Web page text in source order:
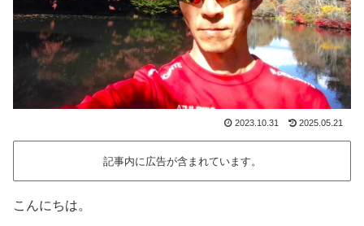
2023.10.31 2025.05.21
記事内に広告が含まれています。
こんにちは。